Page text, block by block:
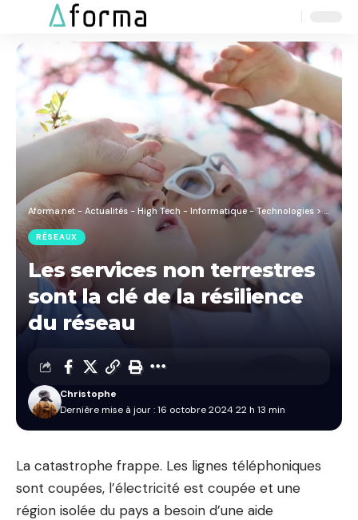
Resizer
Aforma.net - Actualités - High Tech - Informatique - Technologies >Blog
RÉSEAUX
Les services non terrestres
sont la clé de la résilience
du réseau
Dernière mise à jour : 16 octobre 2024 22 h 13 min
Christophe
La catastrophe frappe. Les lignes téléphoniques
sont coupées, l’électricité est coupée et une
région isolée du pays a besoin d’une aide